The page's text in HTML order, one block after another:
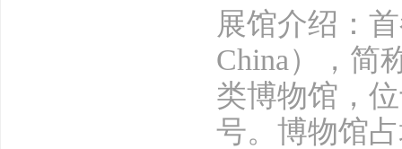
展馆介绍：
China），简
类博物馆，
号。博物馆